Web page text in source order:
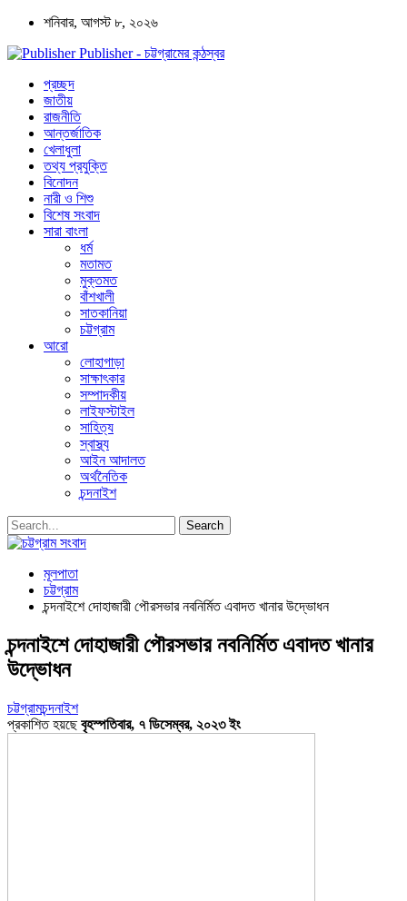
শনিবার, আগস্ট ৮, ২০২৬
Publisher - চট্টগ্রামের কন্ঠস্বর
প্রচ্ছদ
জাতীয়
রাজনীতি
আন্তর্জাতিক
খেলাধুলা
তথ্য প্রযুক্তি
বিনোদন
নারী ও শিশু
বিশেষ সংবাদ
সারা বাংলা
ধর্ম
মতামত
মুক্তমত
বাঁশখালী
সাতকানিয়া
চট্টগ্রাম
আরো
লোহাগাড়া
সাক্ষাৎকার
সম্পাদকীয়
লাইফস্টাইল
সাহিত্য
স্বাস্থ্য
আইন আদালত
অর্থনৈতিক
চন্দনাইশ
মূলপাতা
চট্টগ্রাম
চন্দনাইশে দোহাজারী পৌরসভার নবনির্মিত এবাদত খানার উদ্ভোধন
চন্দনাইশে দোহাজারী পৌরসভার নবনির্মিত এবাদত খানার
উদ্ভোধন
চট্টগ্রামচন্দনাইশ
প্রকাশিত হয়ছেবৃহস্পতিবার, ৭ ডিসেম্বর, ২০২৩ ইং